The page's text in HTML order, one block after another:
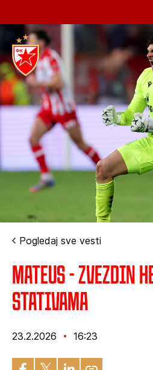
Pogledaj sve vesti
Mateus - Zvezdin
stativama
23.2.2026 16:23